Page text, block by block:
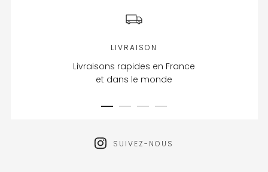
LIVRAISON
Livraisons rapides en France
et dans le monde
SUIVEZ-NOUS